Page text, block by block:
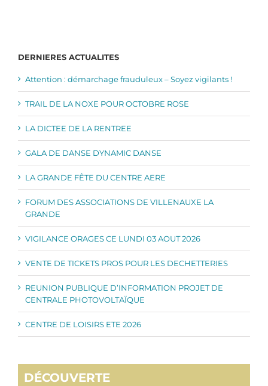
DERNIERES ACTUALITES
Attention : démarchage frauduleux – Soyez vigilants !
TRAIL DE LA NOXE POUR OCTOBRE ROSE
LA DICTEE DE LA RENTREE
GALA DE DANSE DYNAMIC DANSE
LA GRANDE FÊTE DU CENTRE AERE
FORUM DES ASSOCIATIONS DE VILLENAUXE LA
GRANDE
VIGILANCE ORAGES CE LUNDI 03 AOUT 2026
VENTE DE TICKETS PROS POUR LES DECHETTERIES
REUNION PUBLIQUE D’INFORMATION PROJET DE
CENTRALE PHOTOVOLTAÏQUE
CENTRE DE LOISIRS ETE 2026
DÉCOUVERTE